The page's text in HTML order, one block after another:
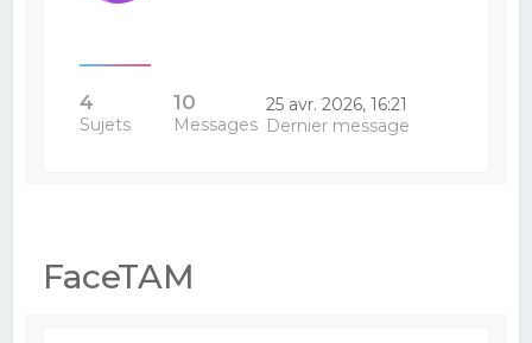
4
Sujets
10
Messages
25 avr. 2026, 16:21
Dernier message
FaceTAM